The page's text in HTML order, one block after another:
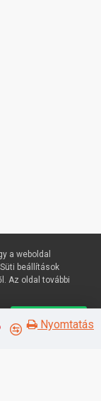
Nyomtatás
a weboldal
beállítások
Az oldal további
Elfogadom